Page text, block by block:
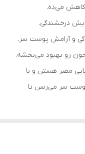
کاهش می‌ده.
درخشندگی.
و آرامش پوست سر.
رو بهبود می‌بخشه.
مضر هستن و با
پوست سر می‌رسن تا